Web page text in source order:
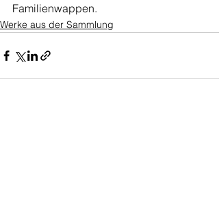
Familienwappen.
Werke aus der Sammlung